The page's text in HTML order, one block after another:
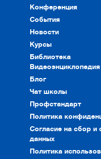
Конференция
События
Новости
Курсы
Библиотека
Видеоэнциклопедия
Блог
Чат школы
Профстандарт
Политика
Согласие на сбор и
данных
Политика